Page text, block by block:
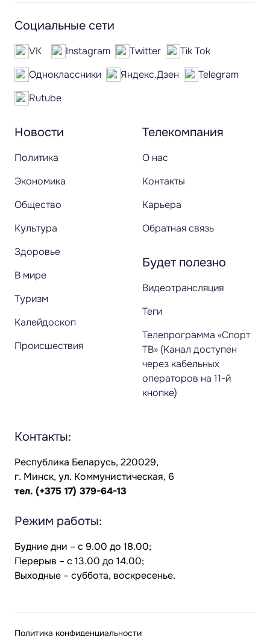
Новости
Политика
Экономика
Общество
Культура
Здоровье
В мире
Туризм
Калейдоскоп
Происшествия
Телекомпания
О нас
Контакты
Карьера
Обратная связь
Будет полезно
Видеотрансляция
Теги
Телепрограмма «Спорт
ТВ» (Канал доступен
через кабельных
операторов на 11-й
кнопке)
Социальные сети
VK Instagram Twitter
Tik Tok
Одноклассники
Яндекс.Дзен
Telegram
Rutube
Контакты:
Республика Беларусь, 220029,
г. Минск, ул. Коммунистическая, 6
тел. (+375 17) 379-64-13
Режим работы:
Будние дни – с 9.00 до 18.00;
Перерыв – с 13.00 до 14.00;
Выходные – суббота, воскресенье.
Политика конфиденциальности